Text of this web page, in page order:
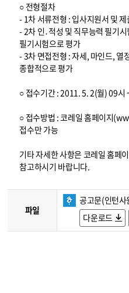
○ 전형절차
- 1차 서류전형 : 입사지원서 및
- 2차 인․적성 및 직무능력 필기
필기시험으로 평가
- 3차 면접전형 : 자세, 마인드, 열
종합적으로 평가
○ 접수기간 : 2011. 5. 2(월) 09시
○ 접수방법 : 코레일 홈페이지
접수만 가능
기타 자세한 사항은 코레일 홈
참고하시기 바랍니다.
파일
공고문(인턴
다운로드